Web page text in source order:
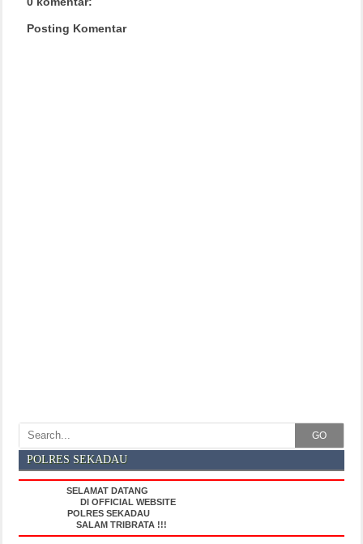
Posting Komentar
GO
POLRES SEKADAU
SELAMAT DATANG
DI OFFICIAL WEBSITE
POLRES SEKADAU
SALAM TRIBRATA !!!